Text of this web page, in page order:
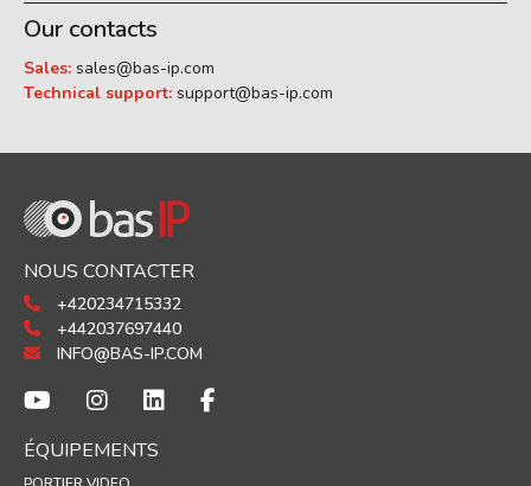
Our contacts
Sales: sales@bas-ip.com
Technical support: support@bas-ip.com
NOUS CONTACTER
+420234715332
+442037697440
INFO@BAS-IP.COM
ÉQUIPEMENTS